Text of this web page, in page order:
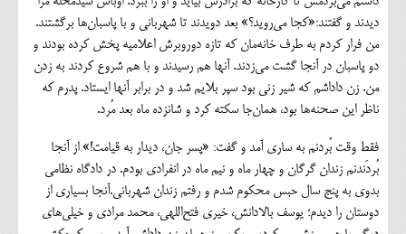
دیدند و گفتند:«کجا می‌روید؟» بعد دویدند تا شهربانی و با پاسبان‌ها برگشتند.
من فرار کردم به طرف خانه‌مان که تازه دوروبرش اعلامیه پخش کرده بودند و
دو پاسبان در آنجا گشت می‌زدند. آنها هم رسیدند و با هم شروع کردند به زدن
من. زن داداشم که شیر زنی بود سپر بلایم شد و در برابر آنها ایستاد. پدرم که
ناظر این صحنه‌ها بود، همان‌جا سکته کرد و شانزده ماه بعد مُرد.
فقط وقت بُردنم به ساری آمد و گفت: «پسر جان، دیدار به قیامت!» از آ‌نجا
بُردَندنم زندان گرگان و چهار ماه و نیم ماه در انفرادی بودم. در دادگاه نظامی
بدوی به پنج سال حبس محکوم شدم و رفتم زندان شهربانی.آنجا بسیاری از
دوستان را دیدم؛ یوسف بالا‌دانش، خیری فتح‌اللهی، محمد مرادی و خیلی‌های